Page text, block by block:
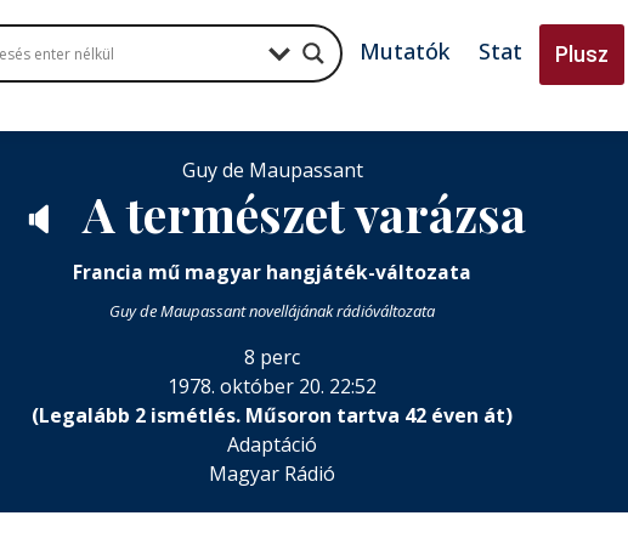
Mutatók Stat Plusz
Guy de Maupassant
🔈 A természet varázsa
Francia mű magyar hangjáték-változata
Guy de Maupassant novellájának rádióváltozata
8 perc
1978. október 20. 22:52
(Legalább 2 ismétlés. Műsoron tartva 42 éven át)
Adaptáció
Magyar Rádió